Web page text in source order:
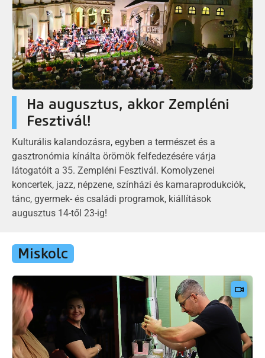
Ha augusztus, akkor Zempléni
Fesztivál!
Kulturális kalandozásra, egyben a természet és a
gasztronómia kínálta örömök felfedezésére várja
látogatóit a 35. Zempléni Fesztivál. Komolyzenei
koncertek, jazz, népzene, színházi és kamaraprodukciók,
tánc, gyermek- és családi programok, kiállítások
augusztus 14-től 23-ig!
Miskolc